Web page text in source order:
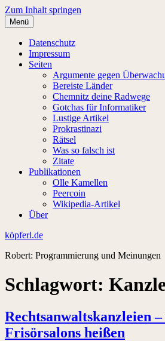
Zum Inhalt springen
Menü
Datenschutz
Impressum
Seiten
Argumente gegen
Bereiste Länder
Chemnitz deine Radwege
Gotchas für Informatiker
Lustige Artikel
Prokrastinazi
Rätsel
Was so falsch ist
Zitate
Publikationen
Olle Kamellen
Peercoin
Wikipedia-Artikel
Über
köpferl.de
Robert: Programmierung und Meinungen
Schlagwort:
Rechtsanwaltskanzleien
Frisörsalons heißen